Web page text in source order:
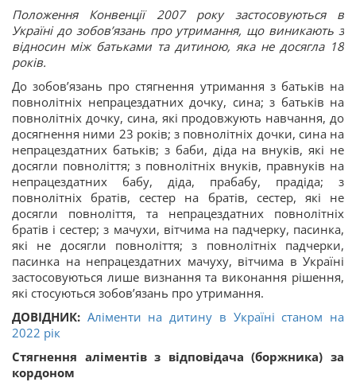
Положення Конвенції 2007 року застосовуються в
Україні до зобов’язань про утримання, що виникають з
відносин між батьками та дитиною, яка не досягла 18
років.
До зобов’язань про стягнення утримання з батьків на
повнолітніх непрацездатних дочку, сина; з батьків на
повнолітніх дочку, сина, які продовжують навчання, до
досягнення ними 23 років; з повнолітніх дочки, сина на
непрацездатних батьків; з баби, діда на внуків, які не
досягли повноліття; з повнолітніх внуків, правнуків на
непрацездатних бабу, діда, прабабу, прадіда; з
повнолітніх братів, сестер на братів, сестер, які не
досягли повноліття, та непрацездатних повнолітніх
братів і сестер; з мачухи, вітчима на падчерку, пасинка,
які не досягли повноліття; з повнолітніх падчерки,
пасинка на непрацездатних мачуху, вітчима в Україні
застосовуються лише визнання та виконання рішення,
які стосуються зобов’язань про утримання.
ДОВІДНИК: Аліменти на дитину в Україні станом на
2022 рік
Стягнення аліментів з відповідача (боржника) за
кордоном